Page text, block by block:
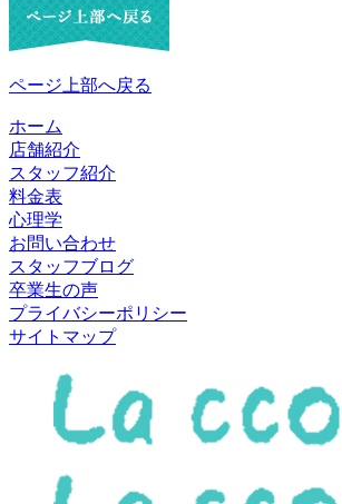
ページ上部へ戻る
ホーム
店舗紹介
スタッフ紹介
料金表
心理学
お問い合わせ
スタッフブログ
卒業生の声
プライバシーポリシー
サイトマップ